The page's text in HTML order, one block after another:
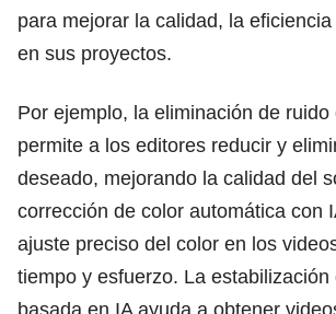
para mejorar la calidad, la
en sus proyectos.
Por ejemplo, la eliminación de ruido
permite a los editores reducir y
deseado, mejorando la calidad del
corrección de color automática con
ajuste preciso del color en los
tiempo y esfuerzo. La estabilización
basada en IA ayuda a obtener